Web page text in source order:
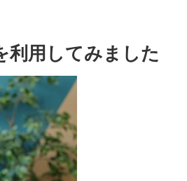
利用してみました